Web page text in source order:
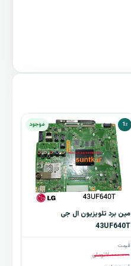
1٪ موجود
مین برد تلویزیون ال جی
43UF640T
قیمت
۷.۰۰۰.۰۰۰تومان